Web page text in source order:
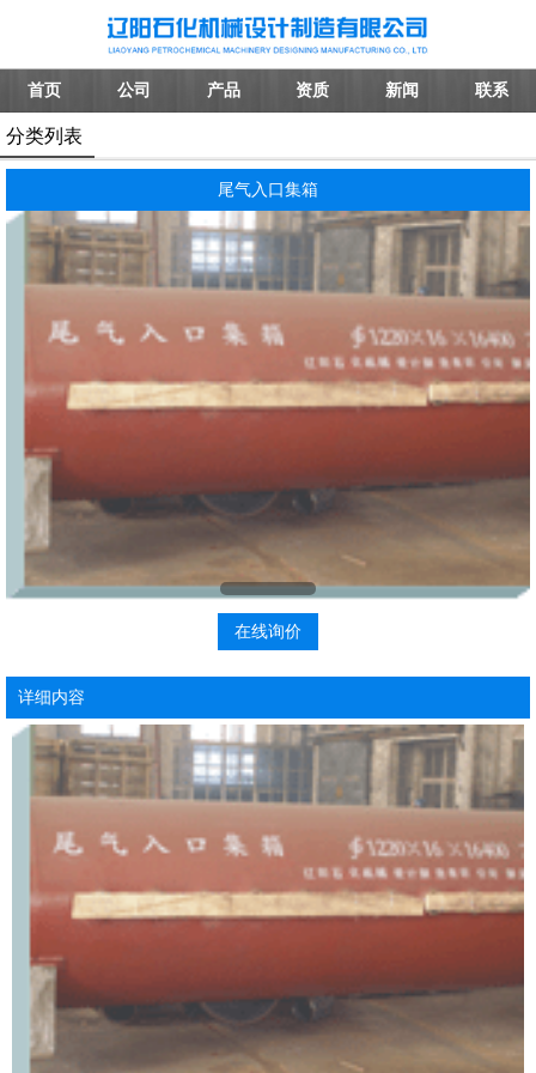
首页 公司 产品 资质 新闻 联系
分类列表
尾气入口集箱
在线询价
详细内容